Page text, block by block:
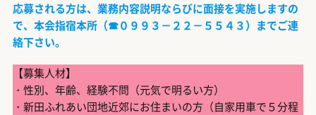
応募される方は、業務内容説明ならびに面接を実施しますの
で、本会指宿本所（☎０９９３－２２－５５４３）までご連
絡下さい。
【募集人材】
・性別、年齢、経験不問（元気で明るい方）
・新田ふれあい団地近郊にお住まいの方（自家用車で５分程